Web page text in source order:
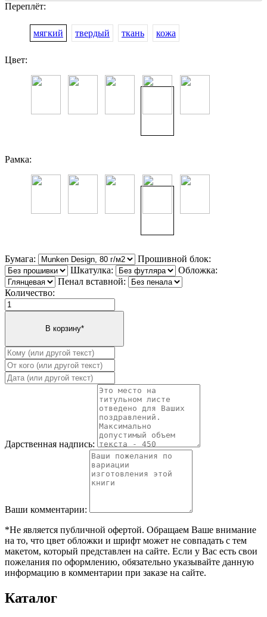
Переплёт:
мягкий твердый ткань кожа
Цвет:
Рамка:
Бумага:
Прошивной блок:
Шкатулка:
Обложка:
Пенал вставной:
Количество:
Дарственная надпись:
Ваши комментарии:
*Не является публичной офертой. Обращаем Ваше внимание
на то, что цвет обложки и шрифт может не совпадать с тем
макетом, который представлен на сайте. Если у Вас есть свои
пожелания по оформлению, обязательно указывайте данную
информацию в комментарии при заказе на сайте.
Каталог